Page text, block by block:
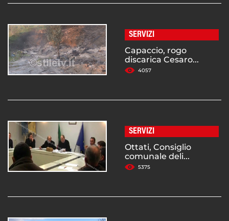
SERVIZI
Capaccio, rogo
discarica Cesaro...
4057
SERVIZI
Ottati, Consiglio
comunale deli...
5375